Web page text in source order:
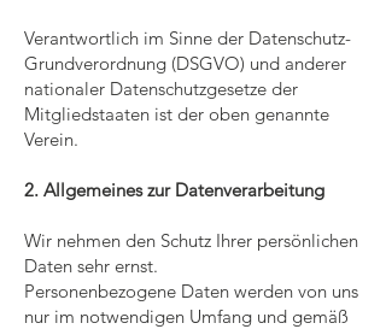
Verantwortlich im Sinne der Datenschutz-
Grundverordnung (DSGVO) und anderer
nationaler Datenschutzgesetze der
Mitgliedstaaten ist der oben genannte
Verein.
2. Allgemeines zur Datenverarbeitung
Wir nehmen den Schutz Ihrer persönlichen
Daten sehr ernst.
Personenbezogene Daten werden von uns
nur im notwendigen Umfang und gemäß